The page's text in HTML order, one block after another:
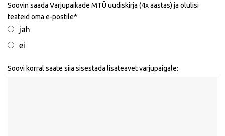
Soovin saada Varjupaikade MTÜ uudiskirja (4x aastas) ja olulisi
teateid oma e-postile
jah
ei
Soovi korral saate siia sisestada lisateavet varjupaigale: